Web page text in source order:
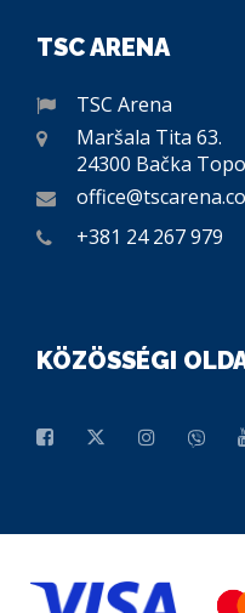
TSC ARENA
TSC Arena
Maršala Tita 63.
24300 Bačka
+381 24 267 979
KÖZÖSSÉGI